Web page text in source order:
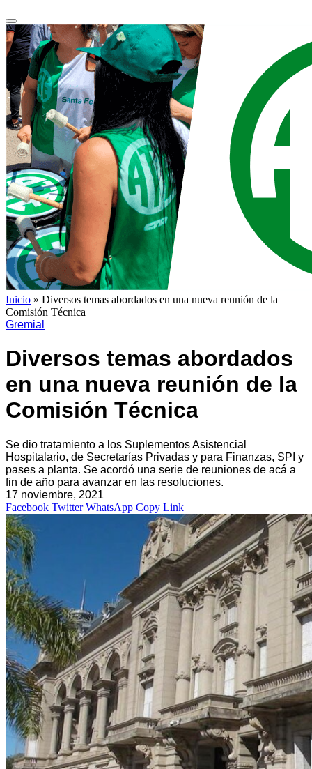
Inicio » Diversos temas abordados en una nueva reunión de la
Comisión Técnica
Gremial
Diversos temas abordados
en una nueva reunión de la
Comisión Técnica
Se dio tratamiento a los Suplementos Asistencial
Hospitalario, de Secretarías Privadas y para Finanzas, SPI y
pases a planta. Se acordó una serie de reuniones de acá a
fin de año para avanzar en las resoluciones.
17 noviembre, 2021
Facebook Twitter WhatsApp Copy Link